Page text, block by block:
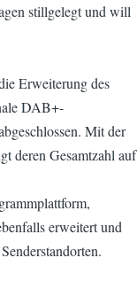
stillgelegt und will
Erweiterung des
DAB+-
Mit der
deren Gesamtzahl auf
erweitert und